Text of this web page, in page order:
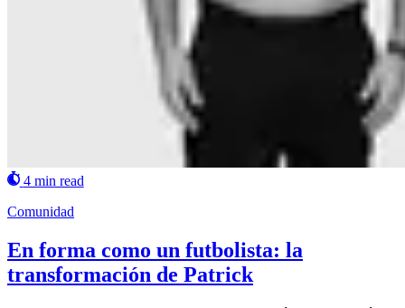
4 min read
Comunidad
En forma como un futbolista: la
transformación de Patrick